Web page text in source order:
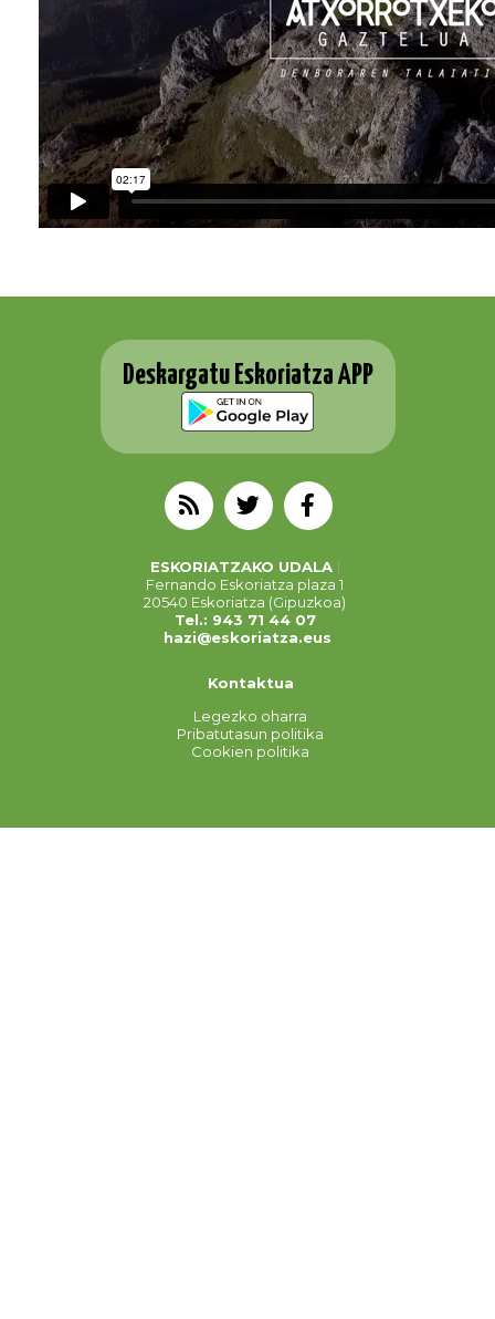
Deskargatu Eskoriatza APP
ESKORIATZAKO UDALA
Fernando Eskoriatza plaza 1
20540 Eskoriatza (Gipuzkoa)
Tel.: 943 71 44 07
hazi@eskoriatza.eus
Kontaktua
Legezko oharra
Pribatutasun politika
Cookien politika